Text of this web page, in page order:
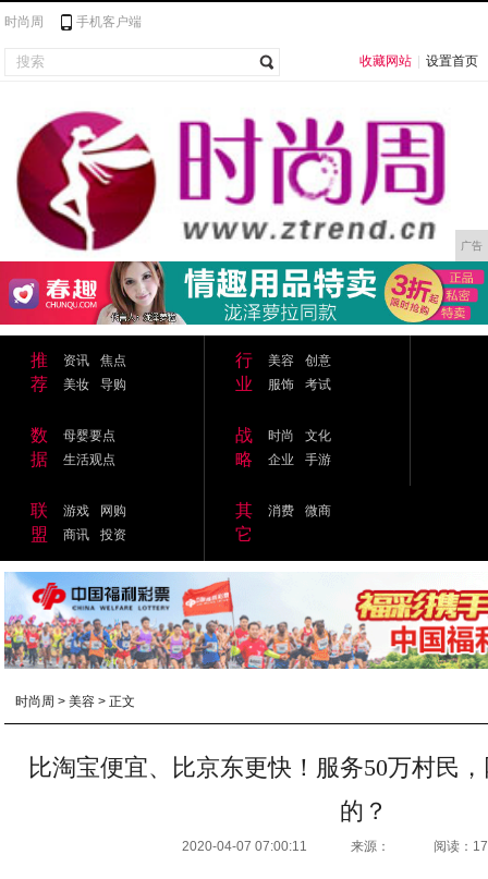
时尚周 手机客户端
收藏网站 设置首页
广告
推
荐
资讯
焦点
美妆
导购
行
业
美容
创意
服饰
考试
数
据
母婴要点
生活观点
战
略
时尚
文化
企业
手游
联
盟
游戏
网购
商讯
投资
其
它
消费 微商
时尚周 >美容 > 正文
比淘宝便宜、比京东更快！服务50万村民
的？
2020-04-07 07:00:11 来源： 阅读：